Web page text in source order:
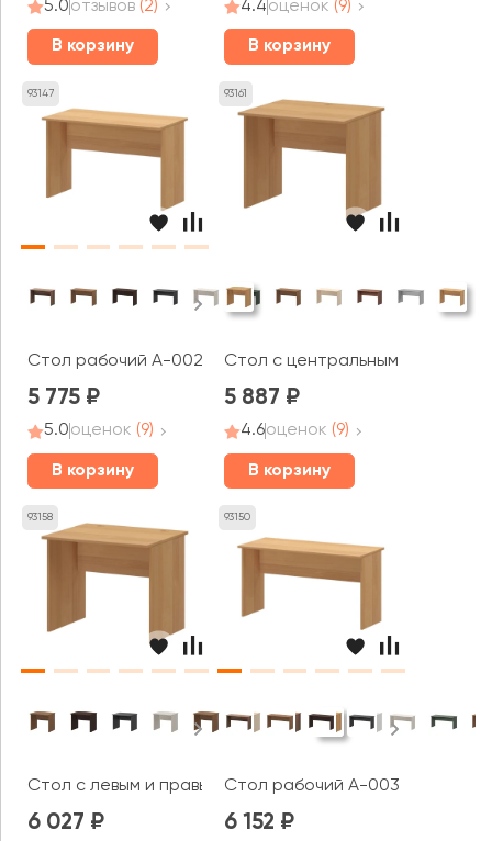
5.0отзывов (2)
В корзину
4.4оценок (9)
В корзину
93147
Стол рабочий А-002.60 Арго
5 775
5.0оценок (9)
В корзину
93161
Стол с центральным кабель
5 887
4.6оценок (9)
В корзину
93158
Стол с левым и правым кабель каналом А-001.К Арго
6 027
93150
Стол рабочий А-003.60 Арго
6 152